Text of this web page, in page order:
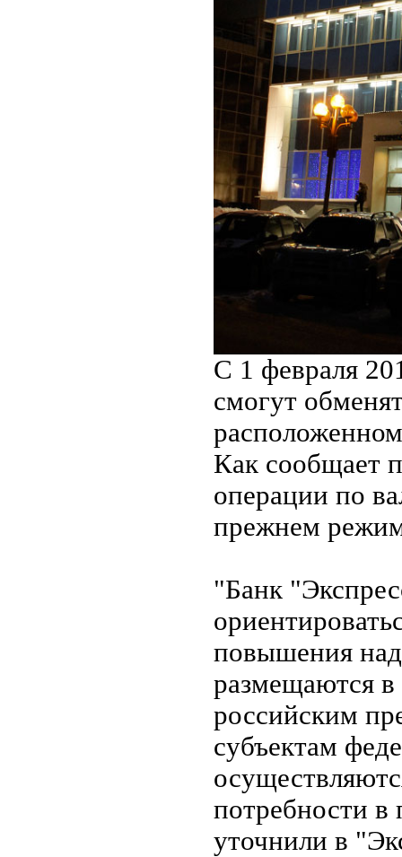
С 1 февраля
смогут
Как сообщает
операции по
прежнем
"Банк
повышения
размещаются в
российским
субъектам
потребности
уточнили в